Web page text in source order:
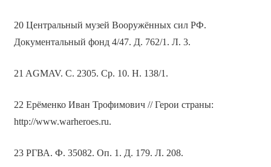
20 Центральный музей Вооружённых сил РФ.
Документальный фонд 4/47. Д. 762/1. Л. 3.
21 AGMAV. C. 2305. Cp. 10. H. 138/1.
22 Ерёменко Иван Трофимович // Герои страны:
http://www.warheroes.ru.
23 РГВА. Ф. 35082. Оп. 1. Д. 179. Л. 208.